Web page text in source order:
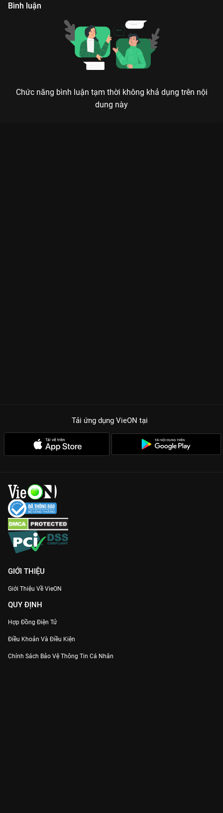
Bình luận
Chức năng bình luận tạm thời không khả dụng trên nội
dung này
Tải ứng dụng VieON tại
GIỚI THIỆU
Giới Thiệu Về VieON
QUY ĐỊNH
Hợp Đồng Điện Tử
Điều Khoản Và Điều Kiện
Chính Sách Bảo Vệ Thông Tin Cá Nhân